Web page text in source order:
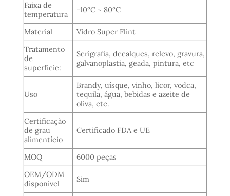
Faixa de
temperatura
-10°C ~ 80°C
Material
Vidro Super Flint
Tratamento
de
superfície:
Serigrafia, decalques, relevo, gravura,
galvanoplastia, geada, pintura, etc
Uso
Brandy, uísque, vinho, licor, vodca,
tequila, água, bebidas e azeite de
oliva, etc.
Certificação
de grau
alimentício
Certificado FDA e UE
MOQ
6000 peças
OEM/ODM
disponível
Sim